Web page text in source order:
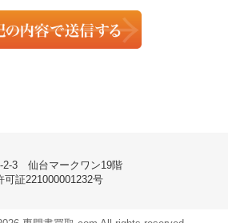
ください。
料紙 | 日本･中国･韓国･毎日新聞社
2-3 仙台マークワン19階
証221000001232号